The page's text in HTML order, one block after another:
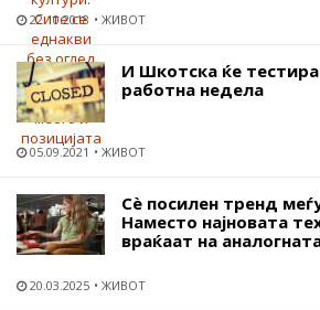
22.10.2018 ЖИВОТ
И Шкотска ќе
работна недела
05.09.2021 ЖИВОТ
Сѐ посилен тренд
Наместо најновата
враќаат на
20.03.2025 ЖИВОТ